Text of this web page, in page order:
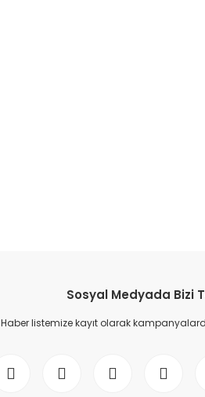
Sosyal Medyada Bizi
Haber listemize kayıt olarak